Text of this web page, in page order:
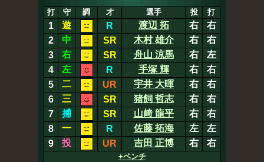
打 守 調 才 選手 投 打
1 遊 R 渡辺 拓 右
右
2
中 SR 木村 雄介 右
右
3
右 SR 舟山 涼馬 右
左
4
左 R 手塚 輝 右
右
5
二 UR 宇井 大暉 右
右
6
三 SR 猪飼 哲志 右
右
7
捕 SR 山﨑 龍平 右
右
8
一 R 佐藤 拓海 左
左
9
投 UR 吉田 正博 右 右
+ベンチ